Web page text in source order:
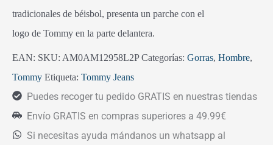
tradicionales de béisbol, presenta un parche con el
logo de Tommy en la parte delantera.
EAN: SKU: AM0AM12958L2P Categorías: Gorras, Hombre,
Tommy Etiqueta: Tommy Jeans
Puedes recoger tu pedido GRATIS en nuestras tiendas
Envío GRATIS en compras superiores a 49.99€
Si necesitas ayuda mándanos un whatsapp al